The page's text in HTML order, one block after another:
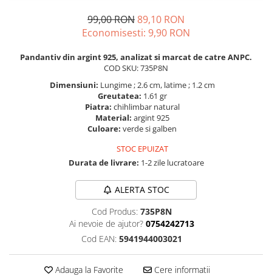
99,00 RON89,10 RON
Economisesti: 9,90 RON
Pandantiv din argint 925, analizat si marcat de catre ANPC.
COD SKU: 735P8N
Dimensiuni: Lungime ; 2.6 cm, latime ; 1.2 cm
Greutatea: 1.61 gr
Piatra: chihlimbar natural
Material: argint 925
Culoare: verde si galben
STOC EPUIZAT
Durata de livrare: 1-2 zile lucratoare
ALERTA STOC
Cod Produs: 735P8N
Ai nevoie de ajutor? 0754242713
Cod EAN: 5941944003021
Adauga la Favorite Cere informatii